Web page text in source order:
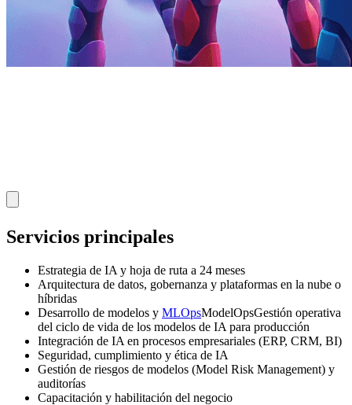
Servicios principales
Estrategia de IA y hoja de ruta a 24 meses
Arquitectura de datos, gobernanza y plataformas en la nube o
híbridas
Desarrollo de modelos y MLOpsModelOpsGestión operativa
del ciclo de vida de los modelos de IA para producción
Integración de IA en procesos empresariales (ERP, CRM, BI)
Seguridad, cumplimiento y ética de IA
Gestión de riesgos de modelos (Model Risk Management) y
auditorías
Capacitación y habilitación del negocio